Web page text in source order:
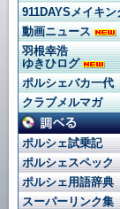
911DAYSメイキン
動画ニュース
羽根幸浩
ゆきひログ
ポルシェバカ一代
クラブメルマガ
ポルシェ試乗記
ポルシェスペック
ポルシェ用語辞典
スーパーリンク集